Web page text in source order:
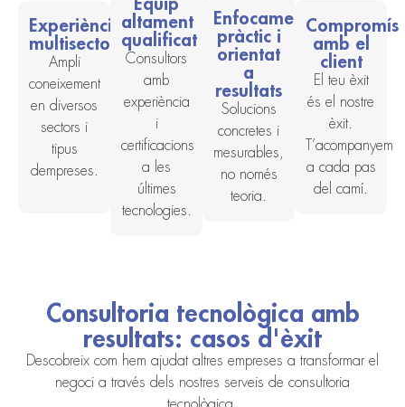
Experiència
multisectorial
Ampli
coneixement
en diversos
sectors i
tipus
dempreses.
altament
qualificat
Consultors
amb
experiència
i
certificacions
a les
últimes
tecnologies.
Enfocament
pràctic i
orientat
a
resultats
Solucions
concretes i
mesurables,
no només
teoria.
Compromís
amb el
client
El teu èxit
és el nostre
èxit.
T’acompanyem
a cada pas
del camí.
Consultoria tecnològica amb
resultats: casos d'èxit
Descobreix com hem ajudat altres empreses a transformar el
negoci a través dels nostres serveis de consultoria